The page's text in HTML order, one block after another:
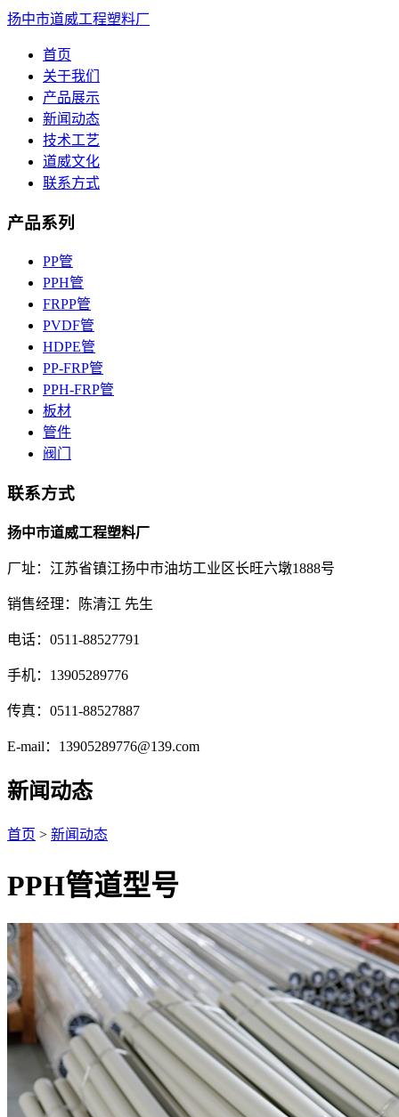
扬中市道威工程塑料厂
首页
关于我们
产品展示
新闻动态
技术工艺
道威文化
联系方式
产品系列
PP管
PPH管
FRPP管
PVDF管
HDPE管
PP-FRP管
PPH-FRP管
板材
管件
阀门
联系方式
扬中市道威工程塑料厂
厂址：江苏省镇江扬中市油坊工业区长旺六墩1888号
销售经理：陈清江 先生
电话：0511-88527791
手机：13905289776
传真：0511-88527887
E-mail：13905289776@139.com
新闻动态
首页 > 新闻动态
PPH管道型号